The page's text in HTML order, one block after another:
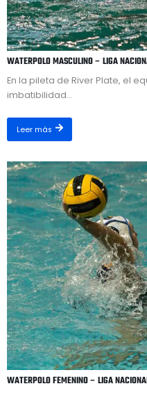
WATERPOLO MASCULINO – LIGA
En la pileta de River Plate, el
imbatibilidad...
Leer más
WATERPOLO FEMENINO – LIGA